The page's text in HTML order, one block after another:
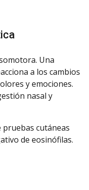
Una
a los cambios
y emociones.
nasal y
pruebas cutáneas
de eosinófilas.